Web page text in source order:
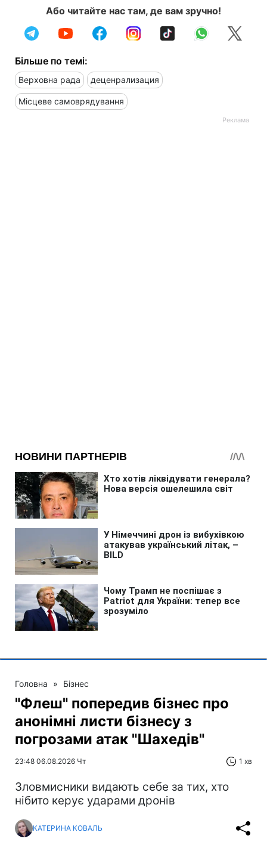
Або читайте нас там, де вам зручно!
Більше по темі:
Верховна рада деценрализация
Місцеве самоврядування
Головна » Бізнес
"Флеш" попередив бізнес про
анонімні листи бізнесу з
погрозами атак "Шахедів"
23:48 06.08.2026 Чт 1 хв
Зловмисники видають себе за тих, хто
нібито керує ударами дронів
КАТЕРИНА КОВАЛЬ